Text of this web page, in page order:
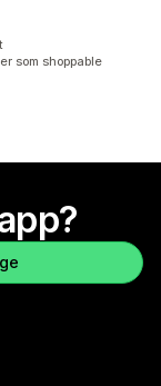
som shoppable